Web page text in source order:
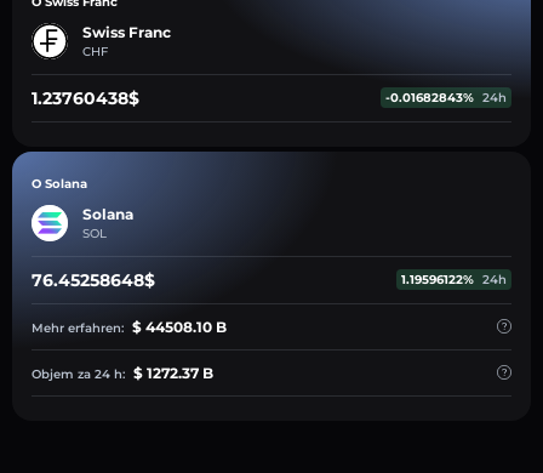
Swiss Franc
CHF
1.23760438$ -0.01682843% 24h
O Solana
Solana
SOL
76.45258648$ 1.19596122% 24h
Mehr erfahren: $ 44508.10 B
Objem za 24 h: $ 1272.37 B